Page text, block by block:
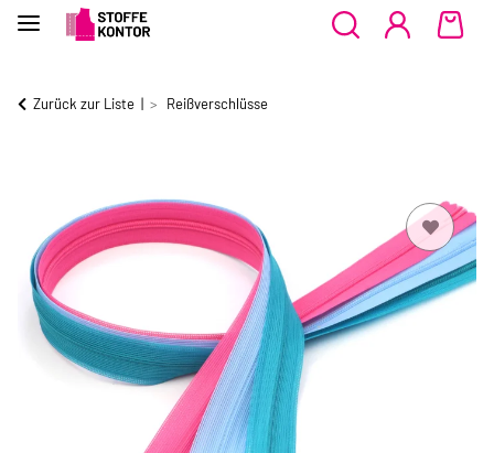
Zurück zur Liste Reißverschlüsse